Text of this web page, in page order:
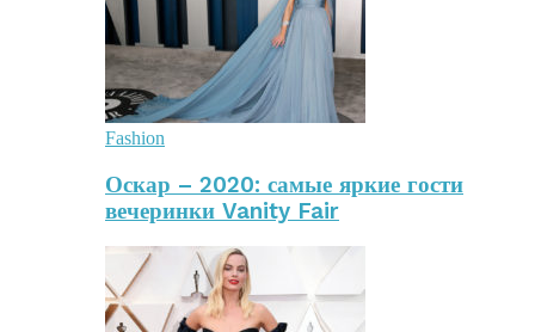
Fashion
Оскар – 2020: самые яркие гости
вечеринки Vanity Fair